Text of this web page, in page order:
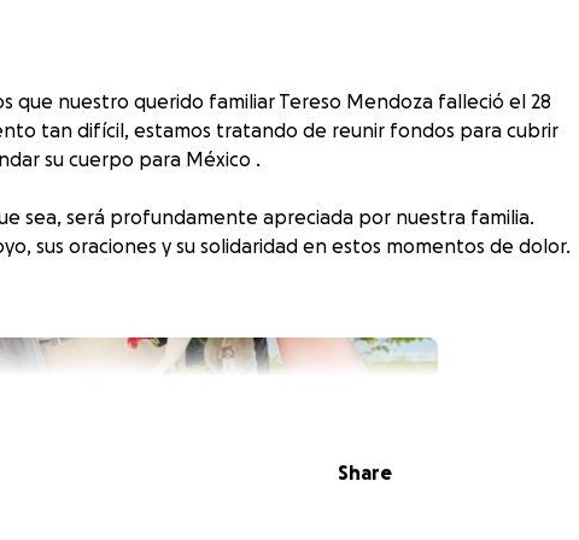
que nuestro querido familiar Tereso Mendoza falleció el 28
tan difícil, estamos tratando de reunir fondos para cubrir
su cuerpo para México .
sea, será profundamente apreciada por nuestra familia.
sus oraciones y su solidaridad en estos momentos de dolor.
Share